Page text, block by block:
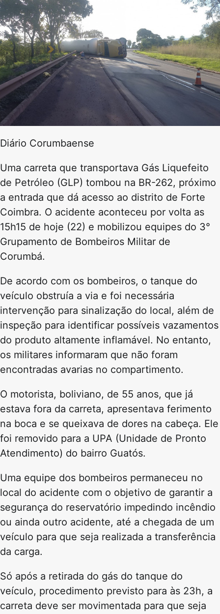
Diário Corumbaense
Uma carreta que transportava Gás Liquefeito
de Petróleo (GLP) tombou na BR-262, próximo
a entrada que dá acesso ao distrito de Forte
Coimbra. O acidente aconteceu por volta as
15h15 de hoje (22) e mobilizou equipes do 3°
Grupamento de Bombeiros Militar de
Corumbá.
De acordo com os bombeiros, o tanque do
veículo obstruía a via e foi necessária
intervenção para sinalização do local, além de
inspeção para identificar possíveis vazamentos
do produto altamente inflamável. No entanto,
os militares informaram que não foram
encontradas avarias no compartimento.
O motorista, boliviano, de 55 anos, que já
estava fora da carreta, apresentava ferimento
na boca e se queixava de dores na cabeça. Ele
foi removido para a UPA (Unidade de Pronto
Atendimento) do bairro Guatós.
Uma equipe dos bombeiros permaneceu no
local do acidente com o objetivo de garantir a
segurança do reservatório impedindo incêndio
ou ainda outro acidente, até a chegada de um
veículo para que seja realizada a transferência
da carga.
Só após a retirada do gás do tanque do
veículo, procedimento previsto para às 23h, a
carreta deve ser movimentada para que seja